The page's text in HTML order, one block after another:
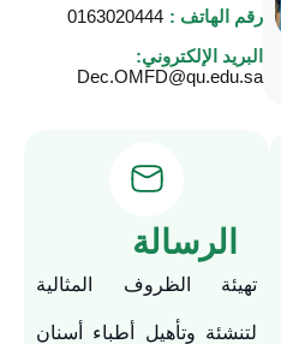
رقم الهاتف : 0163020444
البريد الإلكتروني:
Dec.OMFD@qu.edu.sa
الرسالة
تهيئة الظروف المثالية
لتنشئة وتأهيل أطباء أسنان